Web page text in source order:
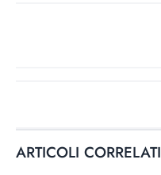
ARTICOLI CORRELATI